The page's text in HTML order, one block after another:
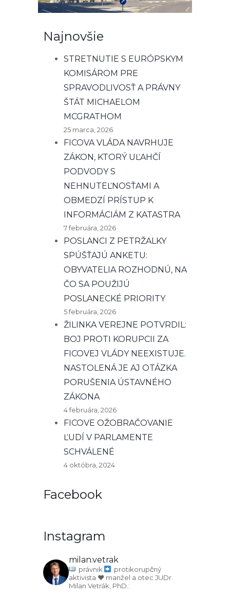
Najnovšie
STRETNUTIE S EURÓPSKYM
KOMISÁROM PRE
SPRAVODLIVOSŤ A PRÁVNY
ŠTÁT MICHAELOM
MCGRATHOM
25 marca, 2026
FICOVA VLÁDA NAVRHUJE
ZÁKON, KTORÝ UĽAHČÍ
PODVODY S
NEHNUTEĽNOSŤAMI A
OBMEDZÍ PRÍSTUP K
INFORMÁCIÁM Z KATASTRA
7 februára, 2026
POSLANCI Z PETRŽALKY
SPÚŠŤAJÚ ANKETU:
OBYVATELIA ROZHODNÚ, NA
ČO SA POUŽIJÚ
POSLANECKÉ PRIORITY
5 februára, 2026
ŽILINKA VEREJNE POTVRDIL:
BOJ PROTI KORUPCII ZA
FICOVEJ VLÁDY NEEXISTUJE.
NASTOLENÁ JE AJ OTÁZKA
PORUŠENIA ÚSTAVNÉHO
ZÁKONA
4 februára, 2026
FICOVE OŽOBRAČOVANIE
ĽUDÍ V PARLAMENTE
SCHVÁLENÉ
4 októbra, 2024
Facebook
Instagram
milan.vetrak
právnik
protikorupčný
aktivista ♥️ manžel a otec JUDr.
Milan Vetrák, PhD.: